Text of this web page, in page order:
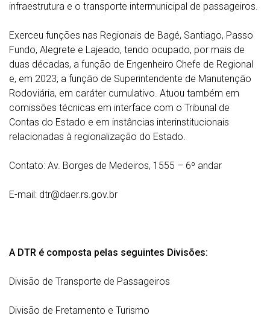
infraestrutura e o transporte intermunicipal de passageiros.
Exerceu funções nas Regionais de Bagé, Santiago, Passo
Fundo, Alegrete e Lajeado, tendo ocupado, por mais de
duas décadas, a função de Engenheiro Chefe de Regional
e, em 2023, a função de Superintendente de Manutenção
Rodoviária, em caráter cumulativo. Atuou também em
comissões técnicas em interface com o Tribunal de
Contas do Estado e em instâncias interinstitucionais
relacionadas à regionalização do Estado.
Contato: Av. Borges de Medeiros, 1555 – 6º andar
E-mail: dtr@daer.rs.gov.br
A DTR é composta pelas seguintes Divisões:
Divisão de Transporte de Passageiros
Divisão de Fretamento e Turismo